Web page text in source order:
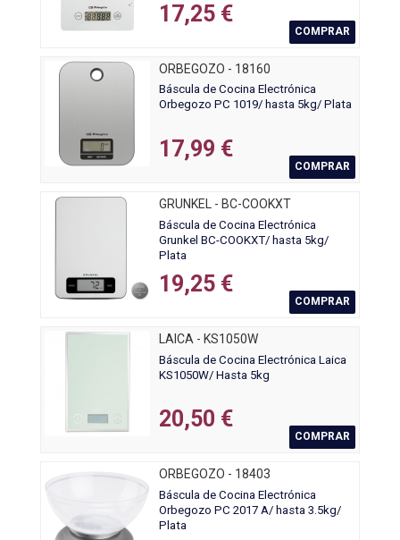
17,25 €
COMPRAR
ORBEGOZO - 18160
Báscula de Cocina Electrónica
Orbegozo PC 1019/ hasta 5kg/ Plata
17,99 €
COMPRAR
GRUNKEL - BC-COOKXT
Báscula de Cocina Electrónica
Grunkel BC-COOKXT/ hasta 5kg/
Plata
19,25 €
COMPRAR
LAICA - KS1050W
Báscula de Cocina Electrónica Laica
KS1050W/ Hasta 5kg
20,50 €
COMPRAR
ORBEGOZO - 18403
Báscula de Cocina Electrónica
Orbegozo PC 2017 A/ hasta 3.5kg/
Plata